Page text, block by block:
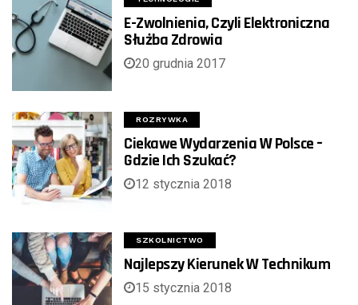
E-Zwolnienia, Czyli Elektroniczna
Służba Zdrowia
20 grudnia 2017
ROZRYWKA
Ciekawe Wydarzenia W Polsce –
Gdzie Ich Szukać?
12 stycznia 2018
SZKOLNICTWO
Najlepszy Kierunek W Technikum
15 stycznia 2018